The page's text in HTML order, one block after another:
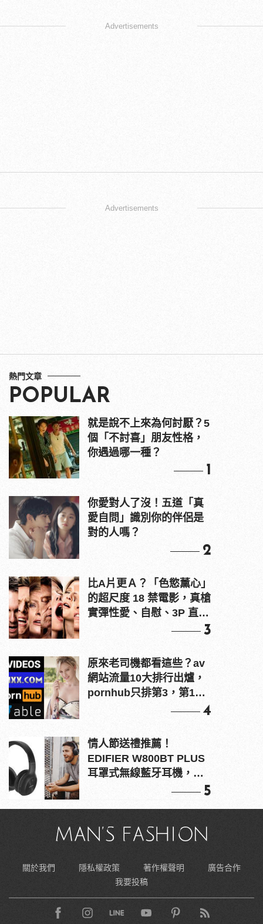
Advertisements
Advertisements
熱門文章
POPULAR
就是說不上來為何討厭？5
個「不討喜」朋友性格，
你遇過哪一種？
1
你愛對人了沒！五道「真
愛自問」識別你的伴侶是
對的人嗎？
2
比A片更Ａ？「色慾薰心」
的超尺度 18 禁電影，真槍
實彈性愛、自慰、3P 直接
3
原來老司機都看這些？av
網站流量10大排行出爐，
pornhub只排第3，第1名
4
情人節送禮推薦！
EDIFIER W800BT PLUS
耳罩式無線藍牙耳機，在
5
關於我們 隱私權政策 著作權聲明
廣告合作
我要投稿